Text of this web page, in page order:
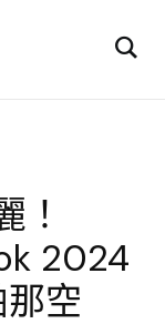
！
2024
空